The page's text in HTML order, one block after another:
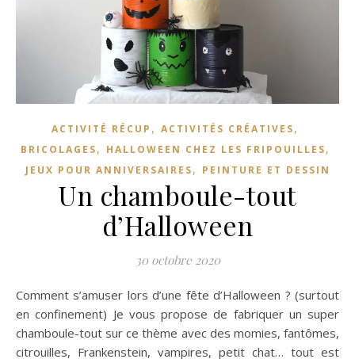
ACTIVITÉ RÉCUP , ACTIVITÉS CRÉATIVES,
BRICOLAGES, HALLOWEEN CHEZ LES FRIPOUILLES,
JEUX POUR ANNIVERSAIRES, PEINTURE ET DESSIN
Un chamboule-tout
d’Halloween
30 octobre 2020
Comment s’amuser lors d’une fête d’Halloween ? (surtout
en confinement) Je vous propose de fabriquer un super
chamboule-tout sur ce thème avec des momies, fantômes,
citrouilles, Frankenstein, vampires, petit chat… tout est